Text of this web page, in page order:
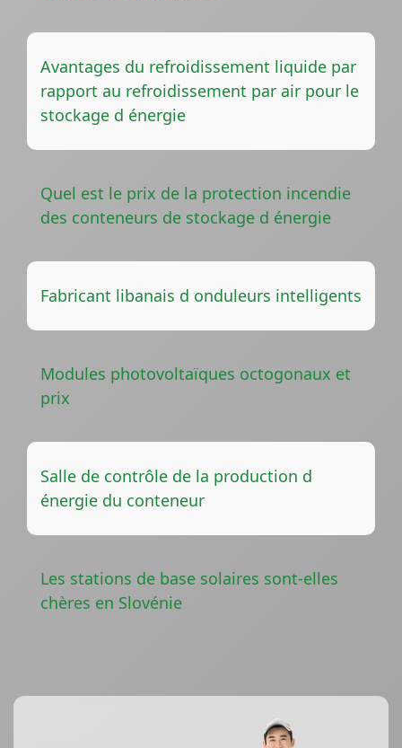
Avantages du refroidissement liquide par
rapport au refroidissement par air pour le
stockage d énergie
Quel est le prix de la protection incendie
des conteneurs de stockage d énergie
Fabricant libanais d onduleurs intelligents
Modules photovoltaïques octogonaux et
prix
Salle de contrôle de la production d
énergie du conteneur
Les stations de base solaires sont-elles
chères en Slovénie